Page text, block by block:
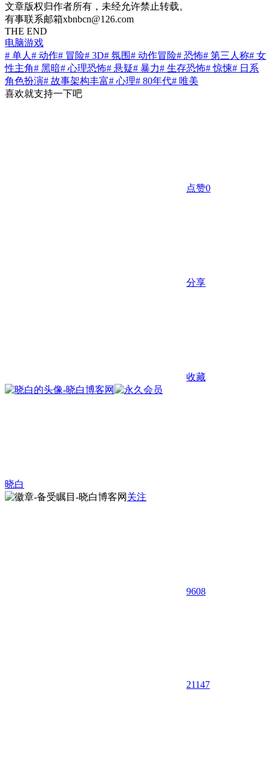
文章版权归作者所有，未经允许禁止转载。
有事联系邮箱xbnbcn@126.com
THE END
电脑游戏
# 单人# 动作# 冒险# 3D# 氛围 # 动作冒险# 恐怖# 第三人称# 女
性主角# 黑暗# 心理恐怖# 悬疑# 暴力# 生存恐怖# 惊悚# 日系
角色扮演# 故事架构丰富# 心理# 80年代# 唯美
喜欢就支持一下吧
点赞0
分享
收藏
晓白
关注
9608
21147